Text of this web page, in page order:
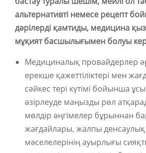
альтернативті немесе рецепт
дәрілерді қамтиды, медицина
мұқият басшылығымен болуы
Медициналық провайдерлер
ерекше қажеттіліктері мен
сәйкес тері күтімі бойынша
әзірлеуде маңызды рөл
мөлдір әңгімелер бұрыннан
жағдайлары, жалпы
мәселелерінің ауырлығы